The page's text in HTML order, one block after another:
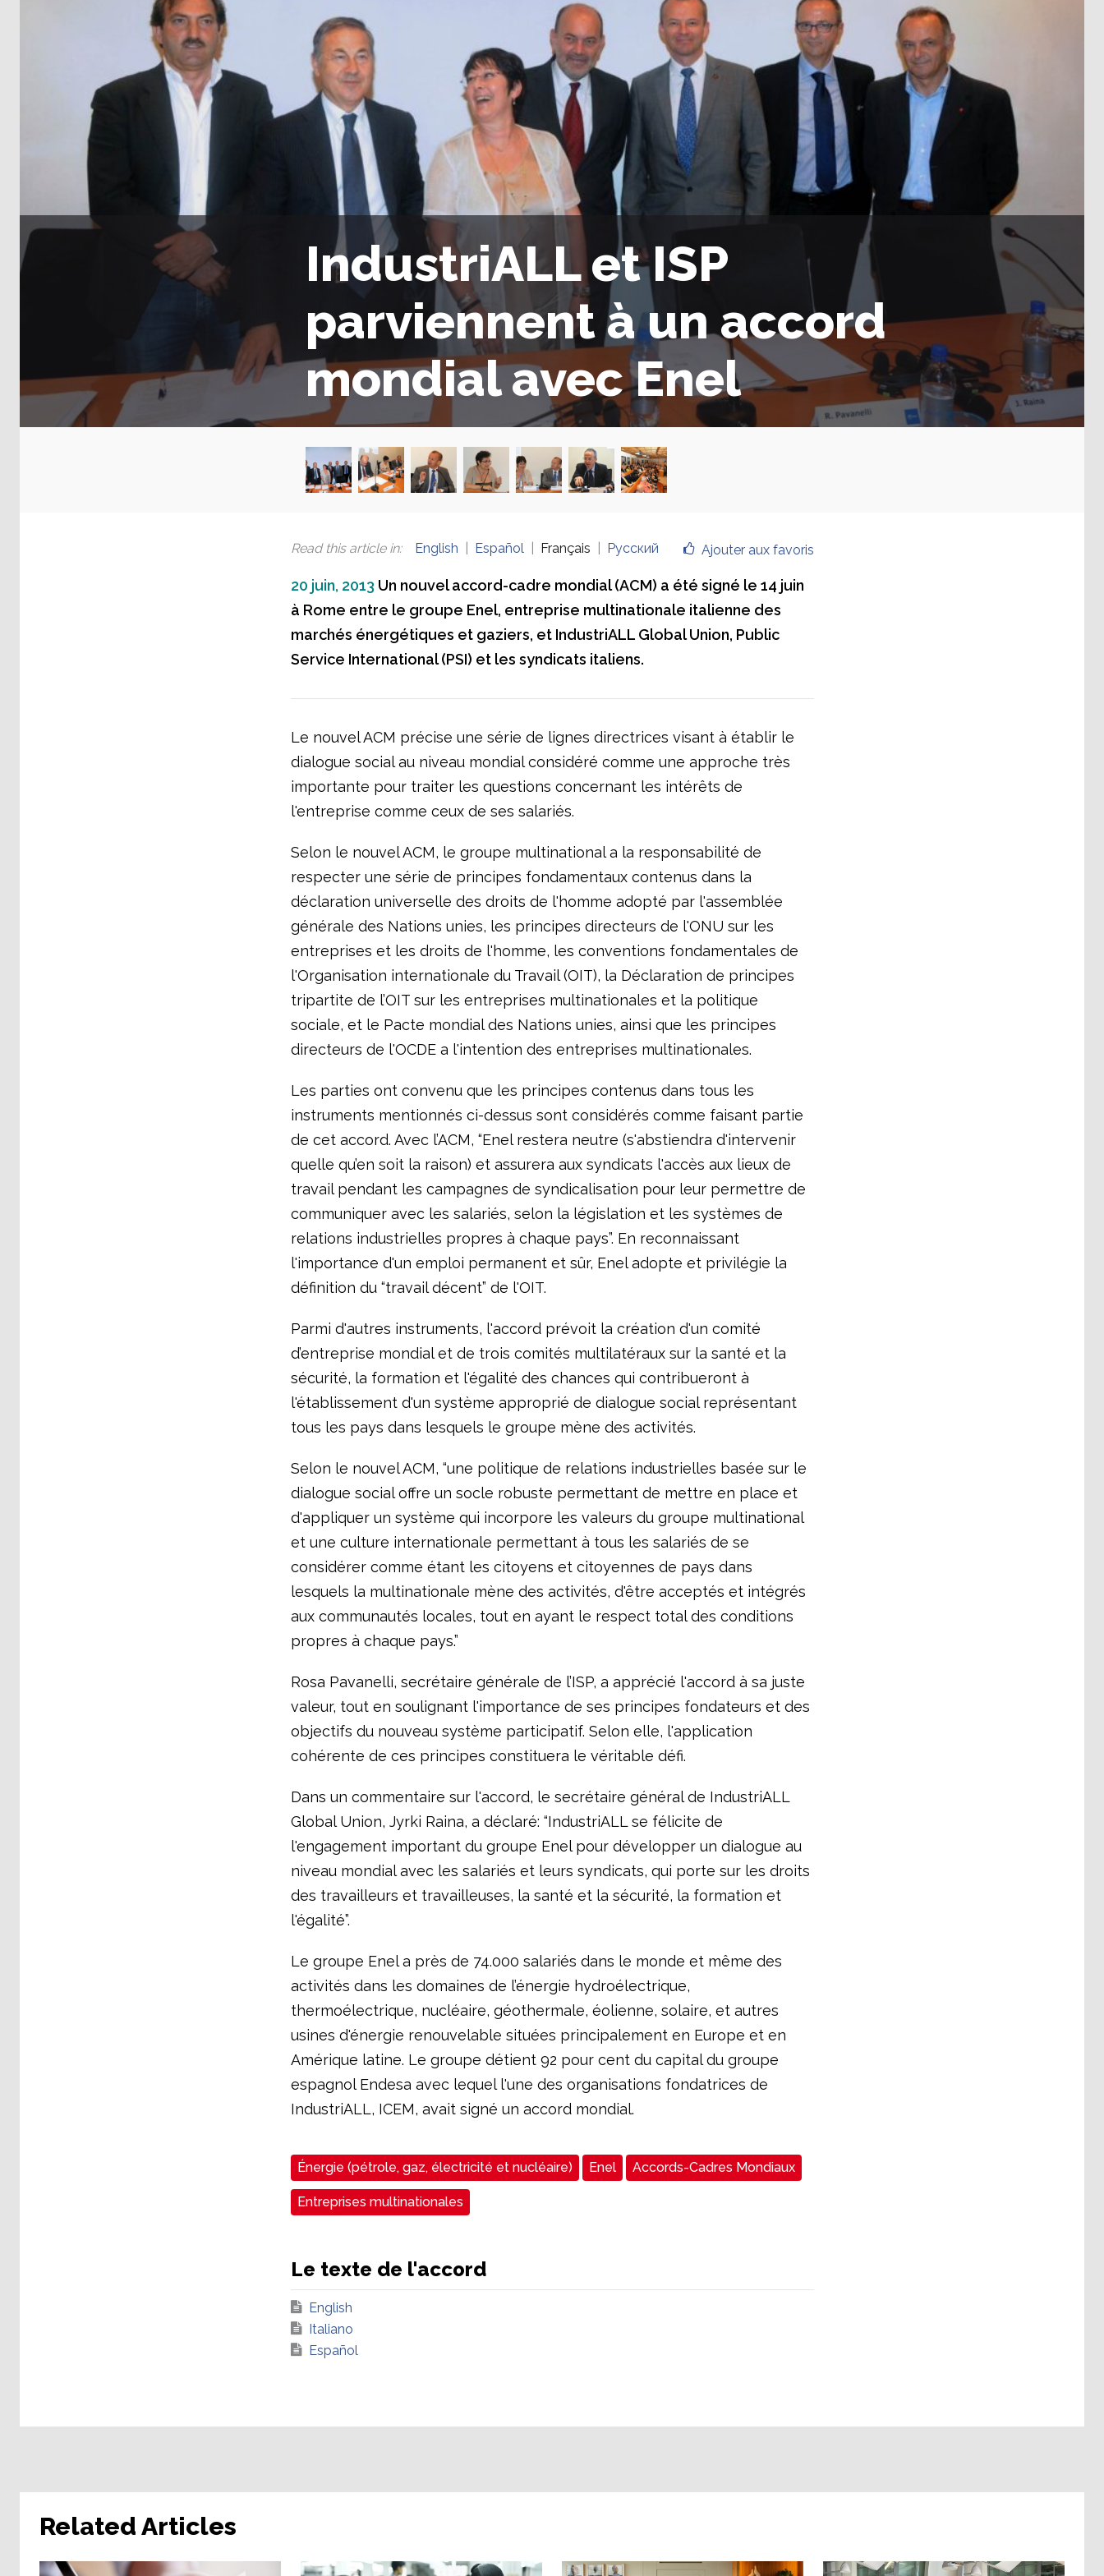
IndustriALL et ISP
parviennent à un accord
mondial avec Enel
Ajouter aux favoris
Read this article in: English Español Français Русский
20 juin, 2013 Un nouvel accord-cadre mondial (ACM) a été signé le 14 juin
à Rome entre le groupe Enel, entreprise multinationale italienne des
marchés énergétiques et gaziers, et IndustriALL Global Union, Public
Service International (PSI) et les syndicats italiens.
Le nouvel ACM précise une série de lignes directrices visant à établir le
dialogue social au niveau mondial considéré comme une approche très
importante pour traiter les questions concernant les intérêts de
l'entreprise comme ceux de ses salariés.
Selon le nouvel ACM, le groupe multinational a la responsabilité de
respecter une série de principes fondamentaux contenus dans la
déclaration universelle des droits de l'homme adopté par l'assemblée
générale des Nations unies, les principes directeurs de l'ONU sur les
entreprises et les droits de l'homme, les conventions fondamentales de
l'Organisation internationale du Travail (OIT), la Déclaration de principes
tripartite de l’OIT sur les entreprises multinationales et la politique
sociale, et le Pacte mondial des Nations unies, ainsi que les principes
directeurs de l'OCDE a l'intention des entreprises multinationales.
Les parties ont convenu que les principes contenus dans tous les
instruments mentionnés ci-dessus sont considérés comme faisant partie
de cet accord. Avec l’ACM, “Enel restera neutre (s'abstiendra d'intervenir
quelle qu’en soit la raison) et assurera aux syndicats l'accès aux lieux de
travail pendant les campagnes de syndicalisation pour leur permettre de
communiquer avec les salariés, selon la législation et les systèmes de
relations industrielles propres à chaque pays”. En reconnaissant
l'importance d'un emploi permanent et sûr, Enel adopte et privilégie la
définition du “travail décent” de l'OIT.
Parmi d'autres instruments, l'accord prévoit la création d'un comité
d’entreprise mondial et de trois comités multilatéraux sur la santé et la
sécurité, la formation et l'égalité des chances qui contribueront à
l'établissement d'un système approprié de dialogue social représentant
tous les pays dans lesquels le groupe mène des activités.
Selon le nouvel ACM, “une politique de relations industrielles basée sur le
dialogue social offre un socle robuste permettant de mettre en place et
d'appliquer un système qui incorpore les valeurs du groupe multinational
et une culture internationale permettant à tous les salariés de se
considérer comme étant les citoyens et citoyennes de pays dans
lesquels la multinationale mène des activités, d'être acceptés et intégrés
aux communautés locales, tout en ayant le respect total des conditions
propres à chaque pays.”
Rosa Pavanelli, secrétaire générale de l’ISP, a apprécié l'accord à sa juste
valeur, tout en soulignant l'importance de ses principes fondateurs et des
objectifs du nouveau système participatif. Selon elle, l'application
cohérente de ces principes constituera le véritable défi.
Dans un commentaire sur l'accord, le secrétaire général de IndustriALL
Global Union, Jyrki Raina, a déclaré: “IndustriALL se félicite de
l'engagement important du groupe Enel pour développer un dialogue au
niveau mondial avec les salariés et leurs syndicats, qui porte sur les droits
des travailleurs et travailleuses, la santé et la sécurité, la formation et
l'égalité”.
Le groupe Enel a près de 74.000 salariés dans le monde et même des
activités dans les domaines de l’énergie hydroélectrique,
thermoélectrique, nucléaire, géothermale, éolienne, solaire, et autres
usines d'énergie renouvelable situées principalement en Europe et en
Amérique latine. Le groupe détient 92 pour cent du capital du groupe
espagnol Endesa avec lequel l'une des organisations fondatrices de
IndustriALL, ICEM, avait signé un accord mondial.
Énergie (pétrole, gaz, électricité et nucléaire) Enel Accords-Cadres Mondiaux
Entreprises multinationales
Le texte de l'accord
English
Italiano
Español
Related Articles